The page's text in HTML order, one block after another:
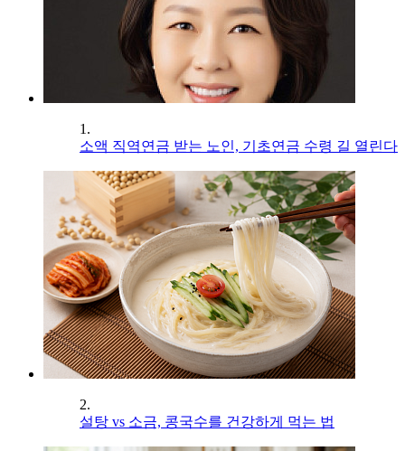
1.
소액 직역연금 받는 노인, 기초연금 수령 길 열린다
2.
설탕 vs 소금, 콩국수를 건강하게 먹는 법